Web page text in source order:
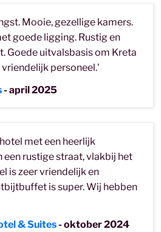
Mooie, gezellige kamers.
goede ligging. Rustig en
Goede uitvalsbasis om Kreta
personeel.'
- april 2025
met een heerlijk
een rustige straat, vlakbij het
is zeer vriendelijk en
is super. Wij hebben
& Suites- oktober 2024